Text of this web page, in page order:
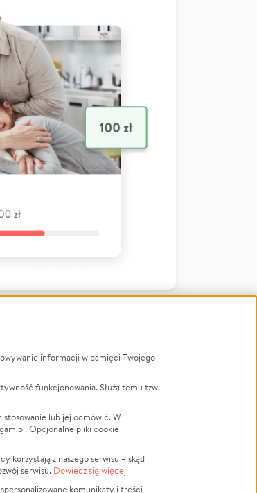
LGBTQ+
Powódź
Wichura
Religia
Edukacja
informacji w pamięci Twojego
funkcjonowania. Służą temu tzw.
lub jej odmówić. W
Opcjonalne pliki cookie
korzystają z naszego serwisu – skąd
serwisu. Dowiedz się więcej
komunikaty i treści